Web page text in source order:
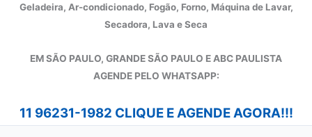
Geladeira, Ar-condicionado, Fogão, Forno, Máquina de Lavar,
Secadora, Lava e Seca
EM SÃO PAULO, GRANDE SÃO PAULO E ABC PAULISTA
AGENDE PELO WHATSAPP:
11 96231-1982 CLIQUE E AGENDE AGORA!!!